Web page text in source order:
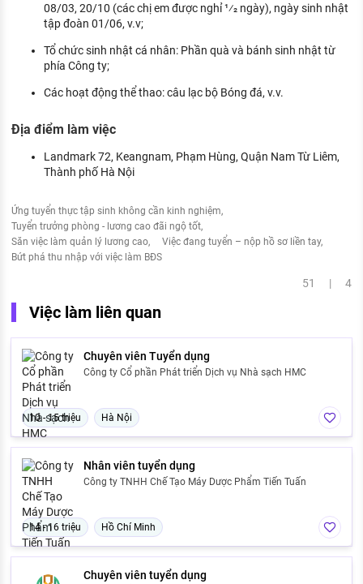
08/03, 20/10 (các chị em được nghỉ 1⁄2 ngày), ngày sinh nhật
tập đoàn 01/06, v.v;
Tổ chức sinh nhật cá nhân: Phần quà và bánh sinh nhật từ
phía Công ty;
Các hoạt động thể thao: câu lạc bộ Bóng đá, v.v.
Địa điểm làm việc
Landmark 72, Keangnam, Phạm Hùng, Quận Nam Từ Liêm,
Thành phố Hà Nội
Ứng tuyển thực tập sinh không cần kinh nghiệm
Tuyển trưởng phòng - lương cao đãi ngộ tốt
Săn việc làm quản lý lương cao
Việc đang tuyển – nộp hồ sơ liền tay
Bứt phá thu nhập với việc làm BĐS
51 | 4
Việc làm liên quan
Chuyên viên Tuyển dụng
Công ty Cổ phần Phát triển Dịch vụ Nhà sạch HMC
10 - 15 triệu Hà Nội
Nhân viên tuyển dụng
Công ty TNHH Chế Tạo Máy Dược Phẩm Tiến Tuấn
14 - 16 triệu Hồ Chí Minh
Chuyên viên tuyển dụng